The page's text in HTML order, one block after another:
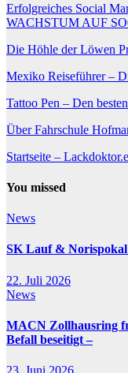
Erfolgreiches Social
WACHSTUM AUF
Die Höhle der Löwen
Mexiko Reiseführer –
Tattoo Pen – Den
Über Fahrschule
Startseite –
You missed
News
SK Lauf & Norispokal
22. Juli 2026
News
MACN Zollhausring
Befall beseitigt –
23. Juni 2026